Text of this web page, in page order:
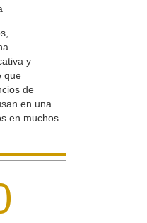
y
que
de
en una
en muchos